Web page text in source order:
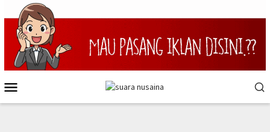
Loncat
ke
konten
Mobile